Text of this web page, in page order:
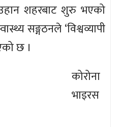
शहरबाट शुरु भएको
सङ्गठनले ‘विश्वव्यापी
छ ।
कोरोना
भाइरस